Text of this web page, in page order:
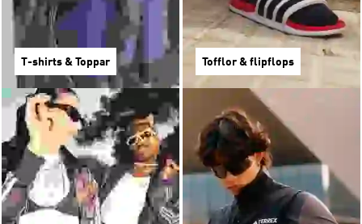
T-shirts & Toppar Tofflor & flipflops